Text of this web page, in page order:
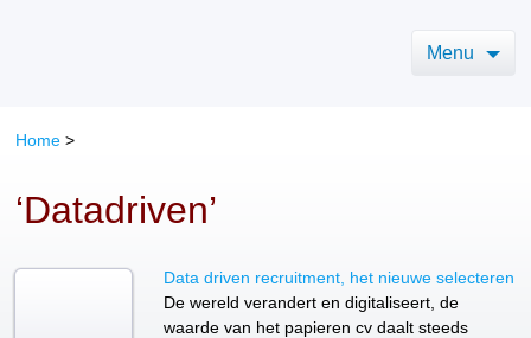
Menu
Home >
‘Datadriven’
Data driven recruitment, het nieuwe selecteren
De wereld verandert en digitaliseert, de
waarde van het papieren cv daalt steeds